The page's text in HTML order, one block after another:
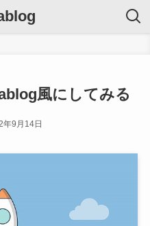
風にしてみる
年9月14日